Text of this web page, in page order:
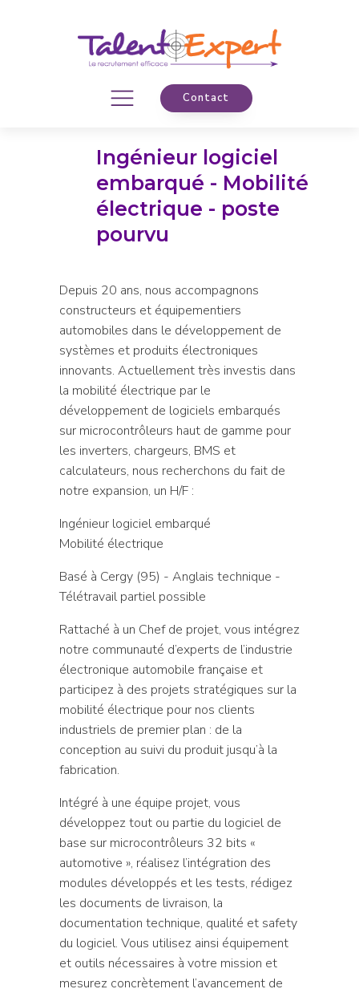
Contact
Ingénieur logiciel
embarqué - Mobilité
électrique - poste
pourvu
Depuis 20 ans, nous accompagnons
constructeurs et équipementiers
automobiles dans le développement de
systèmes et produits électroniques
innovants. Actuellement très investis dans
la mobilité électrique par le
développement de logiciels embarqués
sur microcontrôleurs haut de gamme pour
les inverters, chargeurs, BMS et
calculateurs, nous recherchons du fait de
notre expansion, un H/F :
Ingénieur logiciel embarqué
Mobilité électrique
Basé à Cergy (95) - Anglais technique -
Télétravail partiel possible
Rattaché à un Chef de projet, vous intégrez
notre communauté d’experts de l’industrie
électronique automobile française et
participez à des projets stratégiques sur la
mobilité électrique pour nos clients
industriels de premier plan : de la
conception au suivi du produit jusqu’à la
fabrication.
Intégré à une équipe projet, vous
développez tout ou partie du logiciel de
base sur microcontrôleurs 32 bits «
automotive », réalisez l’intégration des
modules développés et les tests, rédigez
les documents de livraison, la
documentation technique, qualité et safety
du logiciel. Vous utilisez ainsi équipement
et outils nécessaires à votre mission et
mesurez concrètement l’avancement de